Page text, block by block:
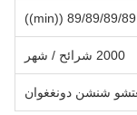
89/89/89/89 ((min))
2000 شرائح / شهر
شنشن دونغغوان